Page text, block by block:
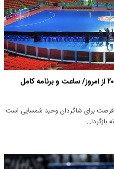
آغاز جام ملت‌های فوتسال آسیا ۲۰۲۴ از امروز/ ساعت و برنامه کامل
آسیا ۲۰۲۴ بهترین فرصت برای شاگردان وحید شمسایی است
بازگردا…